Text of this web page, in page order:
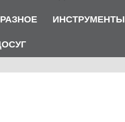
РАЗНОЕ ИНСТРУМЕНТЫ